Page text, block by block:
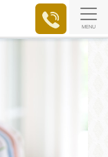
MENU